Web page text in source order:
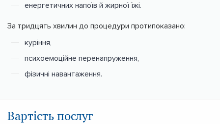
енергетичних напоїв й жирної їжі.
За тридцять хвилин до процедури протипоказано:
куріння,
психоемоційне перенапруження,
фізичні навантаження.
Вартість послуг